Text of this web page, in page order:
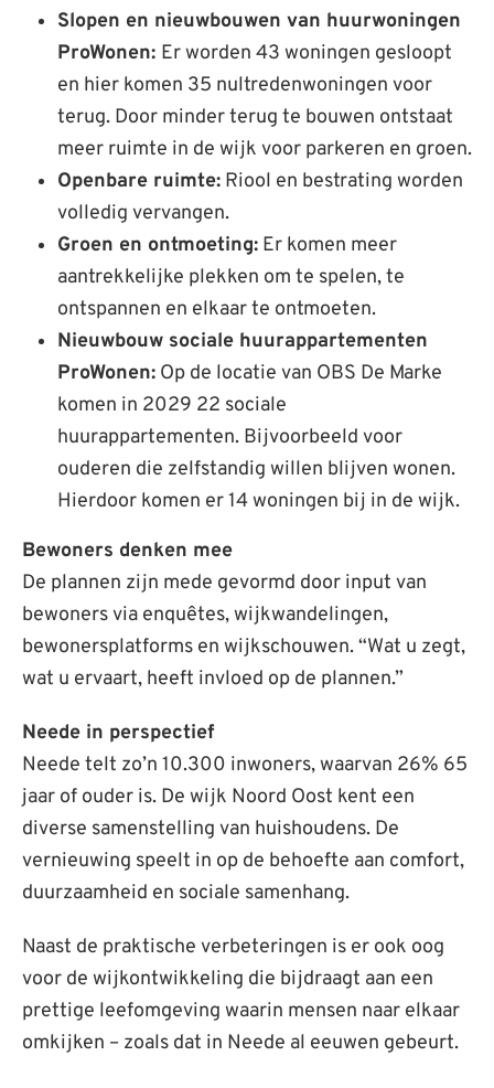
Slopen en nieuwbouwen van huurwoningen
ProWonen: Er worden 43 woningen gesloopt
en hier komen 35 nultredenwoningen voor
terug. Door minder terug te bouwen ontstaat
meer ruimte in de wijk voor parkeren en groen.
Openbare ruimte: Riool en bestrating worden
volledig vervangen.
Groen en ontmoeting: Er komen meer
aantrekkelijke plekken om te spelen, te
ontspannen en elkaar te ontmoeten.
Nieuwbouw sociale huurappartementen
ProWonen: Op de locatie van OBS De Marke
komen in 2029 22 sociale
huurappartementen. Bijvoorbeeld voor
ouderen die zelfstandig willen blijven wonen.
Hierdoor komen er 14 woningen bij in de wijk.
Bewoners denken mee
De plannen zijn mede gevormd door input van
bewoners via enquêtes, wijkwandelingen,
bewonersplatforms en wijkschouwen. “Wat u zegt,
wat u ervaart, heeft invloed op de plannen.”
Neede in perspectief
Neede telt zo’n 10.300 inwoners, waarvan 26% 65
jaar of ouder is. De wijk Noord Oost kent een
diverse samenstelling van huishoudens. De
vernieuwing speelt in op de behoefte aan comfort,
duurzaamheid en sociale samenhang.
Naast de praktische verbeteringen is er ook oog
voor de wijkontwikkeling die bijdraagt aan een
prettige leefomgeving waarin mensen naar elkaar
omkijken – zoals dat in Neede al eeuwen gebeurt.